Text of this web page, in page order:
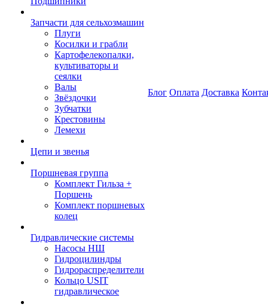
Запчасти для сельхозмашин
Плуги
Косилки и грабли
Картофелекопалки,
культиваторы и
сеялки
Валы
Звёздочки
Зубчатки
Крестовины
Лемехи
Цепи и звенья
Поршневая группа
Комплект Гильза +
Поршень
Комплект поршневых
колец
Гидравлические системы
Насосы НШ
Гидроцилиндры
Гидрораспределители
Кольцо USIT
гидравлическое
Блог Оплата Доставка